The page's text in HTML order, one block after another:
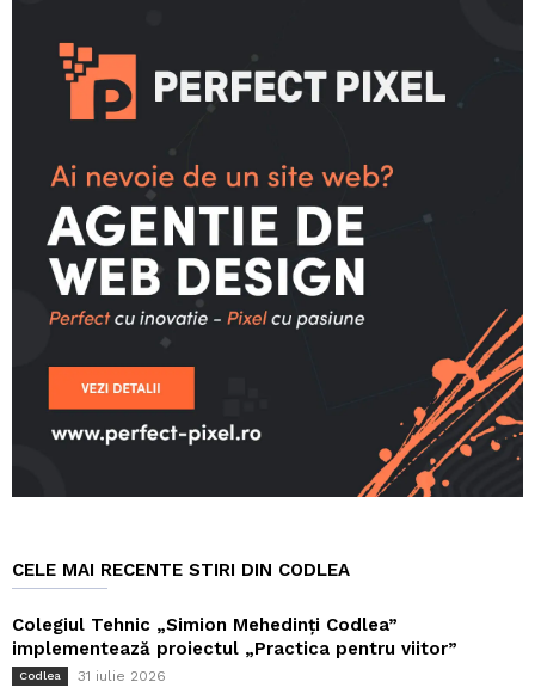
CELE MAI RECENTE STIRI DIN CODLEA
Colegiul Tehnic „Simion Mehedinți Codlea”
implementează proiectul „Practica pentru viitor”
Codlea 31 iulie 2026